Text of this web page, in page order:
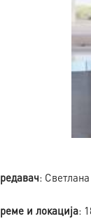
:
и локација: